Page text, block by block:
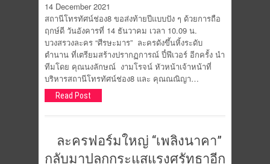
14 December 2021
สถานีโทรทัศน์ช่อง8 ขอส่งท้ายปีแบบปัง ๆ ด้วยการถือ
ฤกษ์ดี วันอังคารที่ 14 ธันวาคม เวลา 10.09 น.
บวงสรวงละคร “ศีรษะมาร” ละครดังขึ้นหิ้งระดับ
ตำนาน ที่เตรียมสร้างปรากฏการณ์ ปี๋ฟีเวอร์ อีกครั้ง นำ
ทีมโดย คุณนงลักษณ์ งามโรจน์ หัวหน้าเจ้าหน้าที่
บริหารสถานีโทรทัศน์ช่อง8 และ คุณณณิญา…
Read Post
ละครฟอร์มใหญ่ “เพลิงนาคา”
กลับมาปลุกกระแสแรงศรัทธาอีก